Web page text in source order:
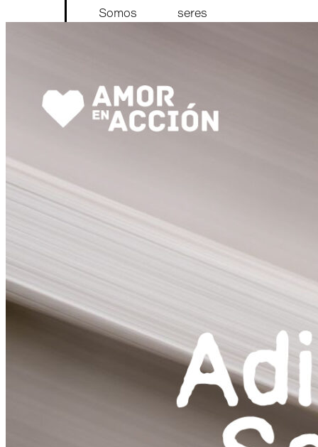
Somos seres
por Dios. En esta
etapa de tu
restauración
encontrarás las
consuelo, sanidad
y liberación.
Mapa de restauración